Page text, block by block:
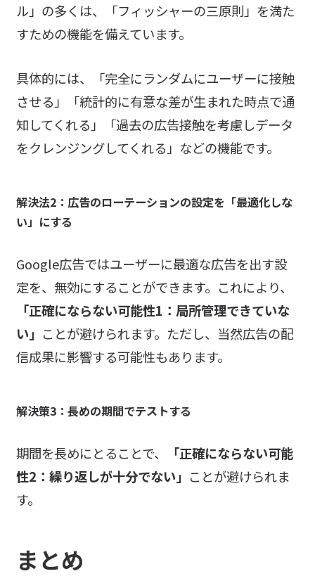
ル」の多くは、「フィッシャーの三原則」を満た
すための機能を備えています。
具体的には、「完全にランダムにユーザーに接触
させる」「統計的に有意な差が生まれた時点で通
知してくれる」「過去の広告接触を考慮しデータ
をクレンジングしてくれる」などの機能です。
解決法2：広告のローテーションの設定を「最適化しな
い」にする
Google広告ではユーザーに最適な広告を出す設
定を、無効にすることができます。これにより、
「正確にならない可能性1：局所管理できていな
い」 ことが避けられます。ただし、当然広告の配
信成果に影響する可能性もあります。
解決策3：長めの期間でテストする
期間を長めにとることで、
「正確にならない可能
性2：繰り返しが十分でない」 ことが避けられま
す。
まとめ